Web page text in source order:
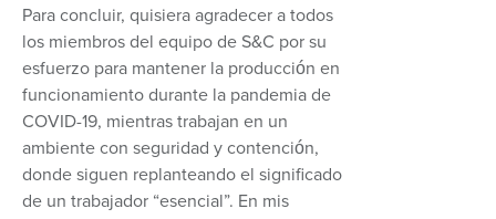
Para concluir, quisiera agradecer a todos
los miembros del equipo de S&C por su
esfuerzo para mantener la producción en
funcionamiento durante la pandemia de
COVID-19, mientras trabajan en un
ambiente con seguridad y contención,
donde siguen replanteando el significado
de un trabajador “esencial”. En mis